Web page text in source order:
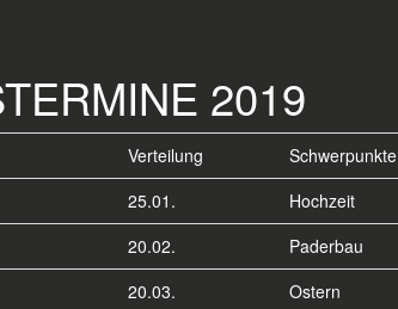
2019
Verteilung
Schwerpunkte
25.01.
Hochzeit
20.02.
Paderbau
20.03.
Ostern